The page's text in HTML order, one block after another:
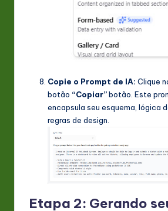
Copie o Prompt de IA: Clique
botão “Copiar”botão. Este
encapsula seu esquema, lógica
regras de design.
Etapa 2: Gerando